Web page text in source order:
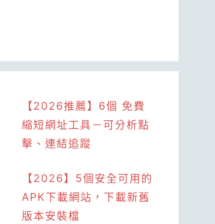
【2026推薦】6個 免費
縮短網址工具－可分析點
擊、連結追蹤
【2026】5個安全可用的
APK下載網站，下載新舊
版本安裝檔